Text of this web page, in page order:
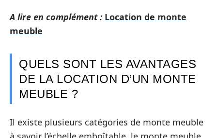
A lire en complément : Location de monte
meuble
QUELS SONT LES AVANTAGES
DE LA LOCATION D’UN MONTE
MEUBLE ?
Il existe plusieurs catégories de monte meuble